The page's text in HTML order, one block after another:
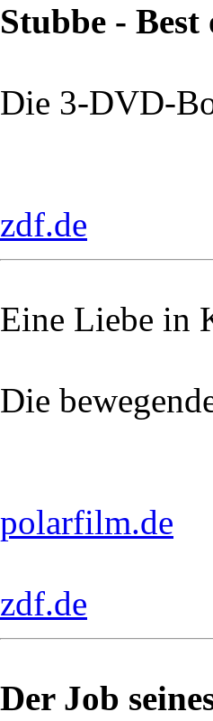
Stubbe - Best
Die 3-DVD-
zdf.de
Eine Liebe in
Die
polarfilm.de
zdf.de
Der Job